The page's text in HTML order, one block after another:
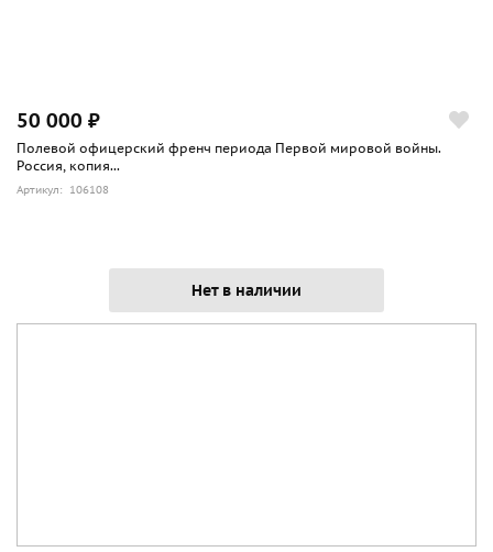
50 000 ₽
Полевой офицерский френч периода Первой мировой войны.
Россия, копия...
Артикул: 106108
Нет в наличии